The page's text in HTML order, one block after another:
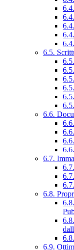
6.5.
6.6.
6.7.
6.8.
6.9.